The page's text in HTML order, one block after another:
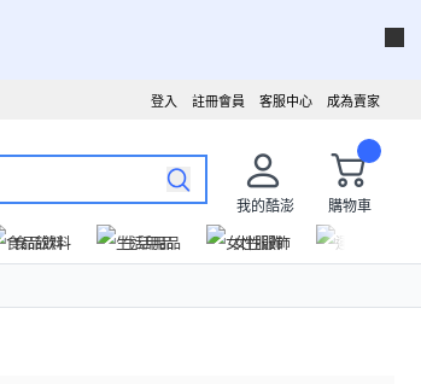
成為賣家
客服中心
註冊會員
登入
我的酷澎
購物車
食品飲料 生活用品 女性服飾